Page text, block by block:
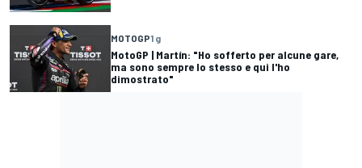
MOTOGP1 g
MotoGP | Martín: "Ho sofferto per alcune gare,
ma sono sempre lo stesso e qui l'ho
dimostrato"